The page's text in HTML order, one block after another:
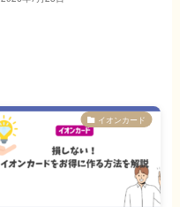
イオンカード